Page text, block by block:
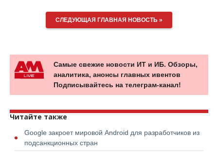
СЛЕДУЮЩАЯ ГЛАВНАЯ НОВОСТЬ »
Самые свежие новости ИТ и ИБ. Обзоры,
аналитика, анонсы главных ивентов
Подписывайтесь на телеграм-канал!
Читайте также
Google закроет мировой Android для разработчиков из
подсанкционных стран